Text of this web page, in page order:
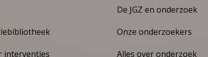
interventies
De JGZ en onderzoek
Onze onderzoekers
Alles over onderzoek